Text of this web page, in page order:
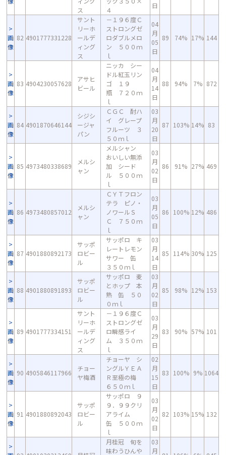
ス
４
日
画
像
82 4901777331228
サント
リーホ
ールデ
ィング
ス
－１９６度Ｃ
ストロングゼ
ロダブルメロ
ン ５００ｍ
ｌ
04
月
05
日
89 74% 17% 144
画
像
83 4904230057628
アサヒ
ビール
ニッカ シー
ドル紅玉リン
ゴ １９
瓶 ７２０ｍ
ｌ
04
月
14
日
88 94% 7% 872
画
像
84 4901870646144
シジシ
ージャ
パン
ＣＧＣ 酎ハ
イ グレープ
フルーツ ３
５０ｍｌ
03
月
20
日
87 103% 14% 83
画
像
85 4973480338689
メルシ
ャン
メルシャン
おいしい無添
加 シード
ル ５００ｍ
ｌ
03
月
02
日
86 91% 27% 469
画
像
86 4973480857012
メルシ
ャン
ＣＹＴフロン
テラ ピノ・
ノワールＳ
Ｃ ７５０ｍ
ｌ
03
月
05
日
86 100% 12% 486
画
像
87 4901880892173
サッポ
ロビー
ル
サッポロ キ
レートレモン
サワー 缶
３５０ｍｌ
03
月
14
日
85 114% 30% 125
画
像
88 4901880891893
サッポ
ロビー
ル
サッポロ 麦
とホップ 本
熟 缶 ５０
０ｍｌ
03
月
02
日
85 98% 12% 153
画
像
89 4901777334151
サント
リーホ
ールデ
ィング
ス
－１９６度Ｃ
ストロングゼ
ロ瞬感ライ
ム ３５０ｍ
ｌ
03
月
29
日
83 90% 57% 101
画
像
90 4905846117966
チョー
ヤ梅酒
チョーヤ シ
ングルＹＥＡ
Ｒ至極の梅
６５０ｍｌ
02
月
15
日
83 100% 9% 1064
画
像
91 4901880892043
サッポ
ロビー
ル
サッポロ ９
９．９９クリ
アライム
缶 ５００ｍ
ｌ
03
月
02
日
82 103% 15% 132
月桂冠 旬を
味わうひんや
03
月